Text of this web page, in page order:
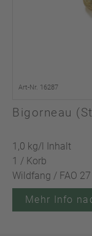
Art-Nr. 16287
Bigorneau
1,0 kg/l Inhalt
1 / Korb
Wildfang / FAO
Mehr Info